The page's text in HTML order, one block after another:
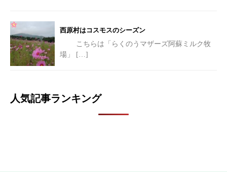
西原村はコスモスのシーズン
こちらは「らくのうマザーズ阿蘇ミルク牧
場」 […]
人気記事ランキング